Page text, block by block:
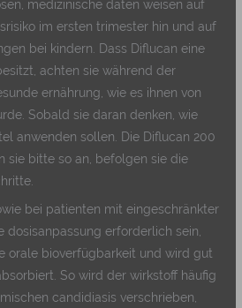
medizinische daten weisen auf
im ersten trimester hin und auf
bei kindern. Dass Diflucan eine
achten sie während der
ernährung, wie es ihnen von
Sobald sie daran denken, wie
anwenden sollen. Die Diflucan 200
sie bitte so an, befolgen sie die
bei patienten mit eingeschränkter
dosisanpassung erforderlich sein,
orale bioverfügbarkeit und wird gut
So wird der wirkstoff häufig
candidiasis verschrieben,